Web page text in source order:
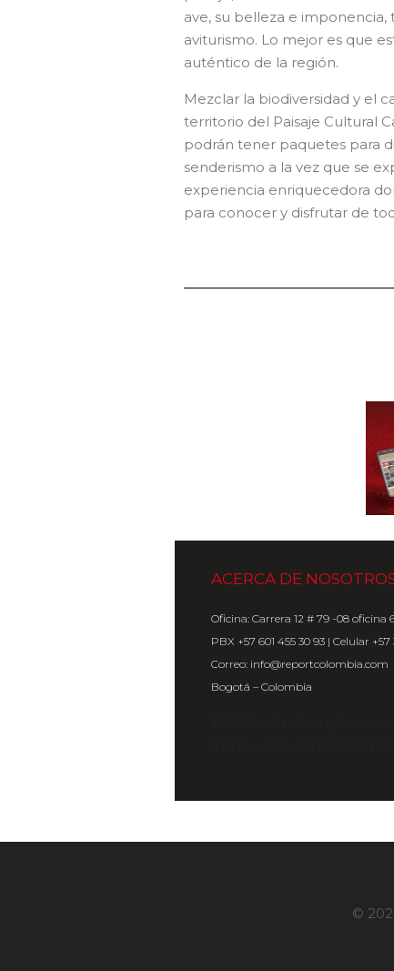
ave, su belleza e imponencia,
aviturismo. Lo mejor es que
auténtico de la región.
Mezclar la biodiversidad y el
territorio del Paisaje Cultural
podrán tener paquetes para
senderismo a la vez que se
experiencia enriquecedora
para conocer y disfrutar de
ACERCA DE
Oficina: Carrera 12 # 79 -08 oficina
PBX +57 601 455 30 93 | Celular +57
Correo: info@reportcolombia.com
Bogotá – Colombia
©